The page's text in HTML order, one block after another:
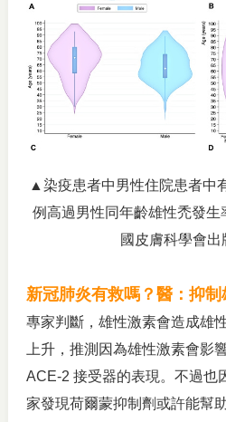
▲染疫患者中男性住院患者中
例高過男性同年齡雄性禿發
國皮膚科學會出
新冠肺炎有救嗎？醫：抑
專家判斷，雄性激素會造成雄
上升，推測因為雄性激素會影
ACE-2 接受器的表現。不過也
家發現荷爾蒙抑制劑或許能幫